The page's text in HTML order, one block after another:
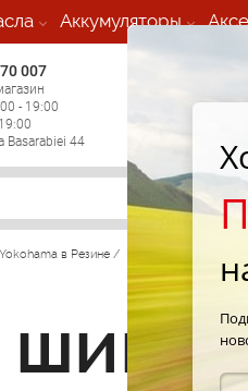
Аккумуляторы
007
- 19:00
Basarabiei 44
(круглосуточно
в Резине /